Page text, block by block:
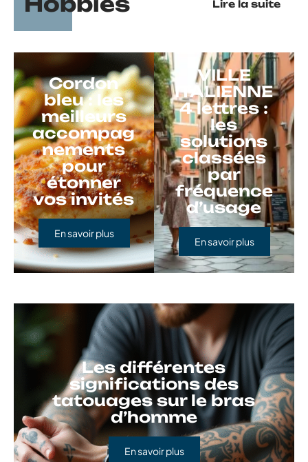
Lire la suite
Cordon
bleu : les
meilleurs
accompag
nements
pour
étonner
vos invités
En savoir plus
VILLE
ITALIENNE
4 lettres :
les
solutions
classées
par
fréquence
d’usage
En savoir plus
Les différentes
significations des
tatouages sur le bras
d’homme
En savoir plus